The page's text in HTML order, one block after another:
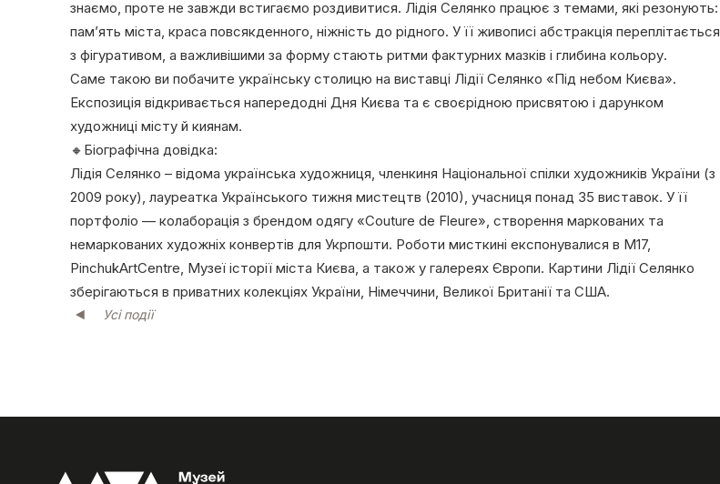
знаємо, проте не завжди встигаємо роздивитися. Лідія Селянко працює з темами, які резонують:
пам’ять міста, краса повсякденного, ніжність до рідного. У її живописі абстракція переплітається
з фігуративом, а важливішими за форму стають ритми фактурних мазків і глибина кольору.
Саме такою ви побачите українську столицю на виставці Лідії Селянко «Під небом Києва».
Експозиція відкривається напередодні Дня Києва та є своєрідною присвятою і дарунком
художниці місту й киянам.
🔸Біографічна довідка:
Лідія Селянко – відома українська художниця, членкиня Національної спілки художників України (з
2009 року), лауреатка Українського тижня мистецтв (2010), учасниця понад 35 виставок. У її
портфоліо — колаборація з брендом одягу «Couture de Fleure», створення маркованих та
немаркованих художніх конвертів для Укрпошти. Роботи мисткині експонувалися в M17,
PinchukArtCentre, Музеї історії міста Києва, а також у галереях Європи. Картини Лідії Селянко
зберігаються в приватних колекціях України, Німеччини, Великої Британії та США.
Усі події